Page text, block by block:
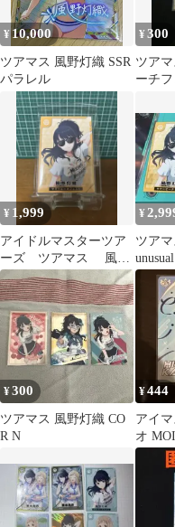
¥ 10,000
ツアマス 風野灯織 SSR
パラレル
¥300
ツア
ーチ
¥ 1,999
アイドルマスターツア
ーズ ツアマス 風野
灯織 シークレット
¥
ツア
unusual
¥300
ツアマス 風野灯織 CO
R N
¥444
アイ
オ